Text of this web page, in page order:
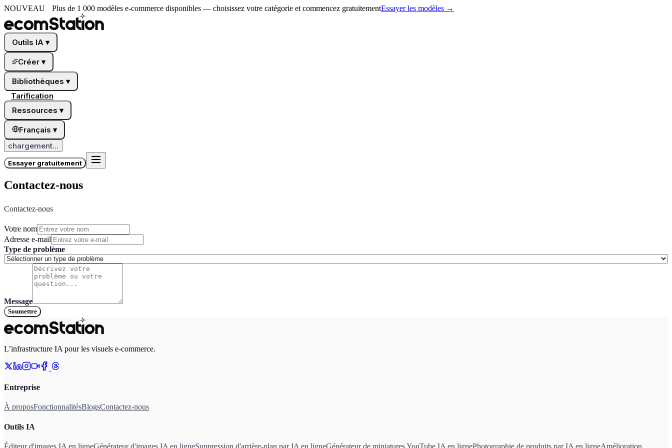
NOUVEAU Plus de 1 000 modèles e-commerce disponibles — choisissez votre catégorie et commencez gratuitementEssayer les modèles →
Outils IA ▾
Créer ▾
Bibliothèques ▾
Tarification
Ressources ▾
Français ▾
chargement...
Essayer gratuitement
Contactez-nous
Contactez-nous
Votre nom
Adresse e-mail
Type de problème
Message
Soumettre
L’infrastructure IA pour les visuels e-commerce.
Entreprise
À proposFonctionnalitésBlogsContactez-nous
Outils IA
Éditeur d'images IA en ligneGénérateur d'images IA en ligneSuppression d'arrière-plan par IA en ligneGénérateur de miniatures YouTube IA en lignePhotographie de produits par IA en ligneAmélioration